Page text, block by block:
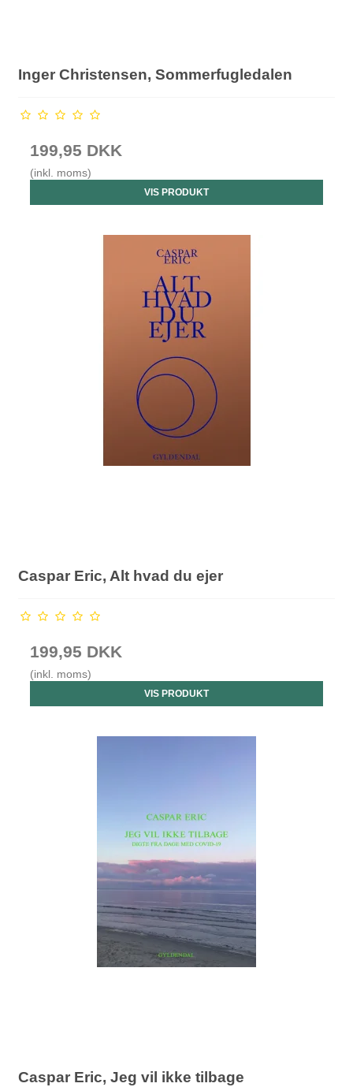
Inger Christensen, Sommerfugledalen
199,95 DKK
(inkl. moms)
VIS PRODUKT
Caspar Eric, Alt hvad du ejer
199,95 DKK
(inkl. moms)
VIS PRODUKT
Caspar Eric, Jeg vil ikke tilbage